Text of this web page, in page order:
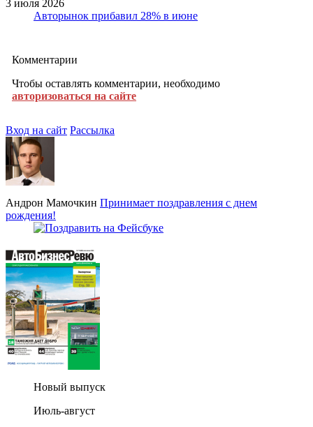
3 июля 2026
Авторынок прибавил 28% в июне
Комментарии
Чтобы оставлять комментарии, необходимо
авторизоваться на сайте
Вход на сайт Рассылка
Андрон Мамочкин Принимает поздравления с днем
рождения!
Новый выпуск
Июль-август